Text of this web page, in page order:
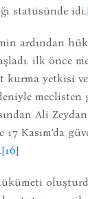
statüsünde idi.
ardından
ilk önce
kurma yetkisi
meclisten
Ali
Kasım’da
[16]